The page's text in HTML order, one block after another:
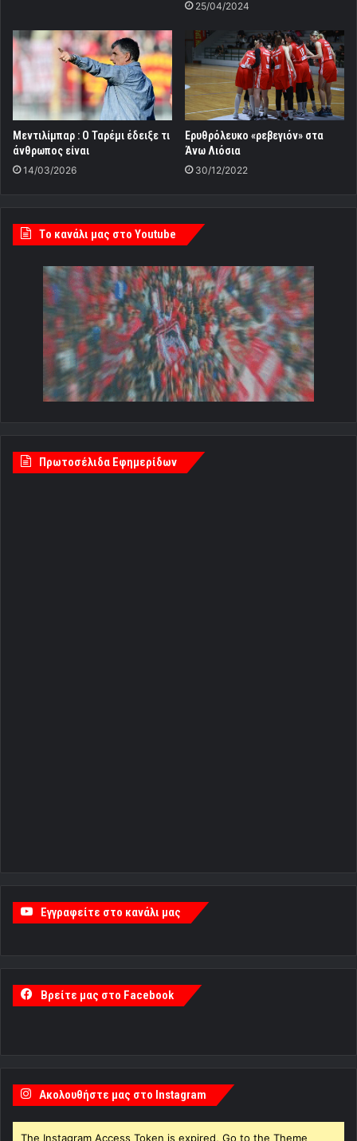
25/04/2024
Μεντιλίμπαρ : Ο Ταρέμι έδειξε τι
άνθρωπος είναι
14/03/2026
Ερυθρόλευκο «ρεβεγιόν» στα
Άνω Λιόσια
30/12/2022
Tο κανάλι μας στο Youtube
Πρωτοσέλιδα Εφημερίδων
Εγγραφείτε στο κανάλι μας
Βρείτε μας στο Facebook
Ακολουθήστε μας στο Instagram
The Instagram Access Token is expired, Go to the Theme